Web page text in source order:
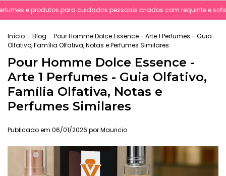
e produtos para cuidados pessoais criados com requinte e
Início . Blog . Pour Homme Dolce Essence - Arte 1 Perfumes - Guia
Olfativo, Família Olfativa, Notas e Perfumes Similares
Pour Homme Dolce Essence -
Arte 1 Perfumes - Guia Olfativo,
Família Olfativa, Notas e
Perfumes Similares
Publicado em 06/01/2026 por Mauricio